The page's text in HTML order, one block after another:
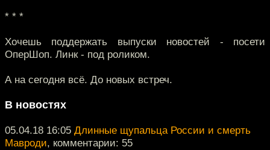
* * *
Хочешь поддержать выпуски новостей - посети
ОперШоп. Линк - под роликом.
А на сегодня всё. До новых встреч.
В новостях
05.04.18 16:05 Длинные щупальца России и смерть
Мавроди, комментарии: 55